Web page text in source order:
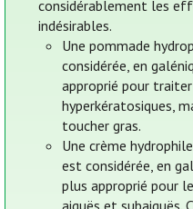
considérablement les
indésirables.
Une pommade
considérée, en
approprié pour
hyperkératosiques,
toucher gras.
Une crème
est considérée, en
plus approprié pour